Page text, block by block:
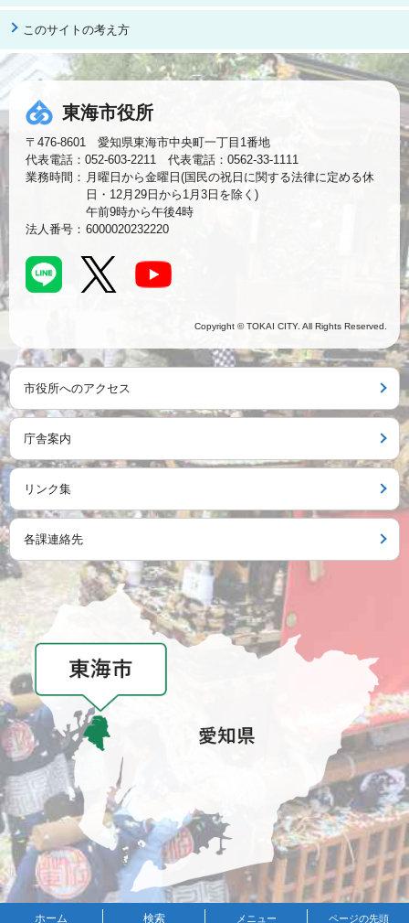
ホーム 検索 メニュー
このサイトの考え方
東海市役所
〒476-8601 愛知県東海市中央町一丁目1番地
代表電話：052-603-2211 代表電話：0562-33-1111
業務時間： 月曜日から金曜日(国民の祝日に関する法律に定める休
日・12月29日から1月3日を除く)
午前9時から午後4時
法人番号： 6000020232220
Copyright © TOKAI CITY. All Rights Reserved.
市役所へのアクセス
庁舎案内
リンク集
各課連絡先